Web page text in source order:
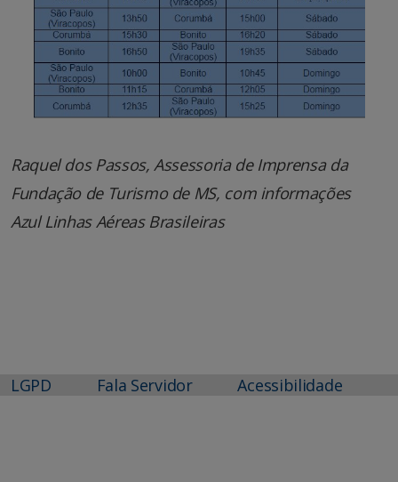
Raquel dos Passos, Assessoria de Imprensa da
Fundação de Turismo de MS, com informações
Azul Linhas Aéreas Brasileiras
LGPD Fala Servidor Acessibilidade